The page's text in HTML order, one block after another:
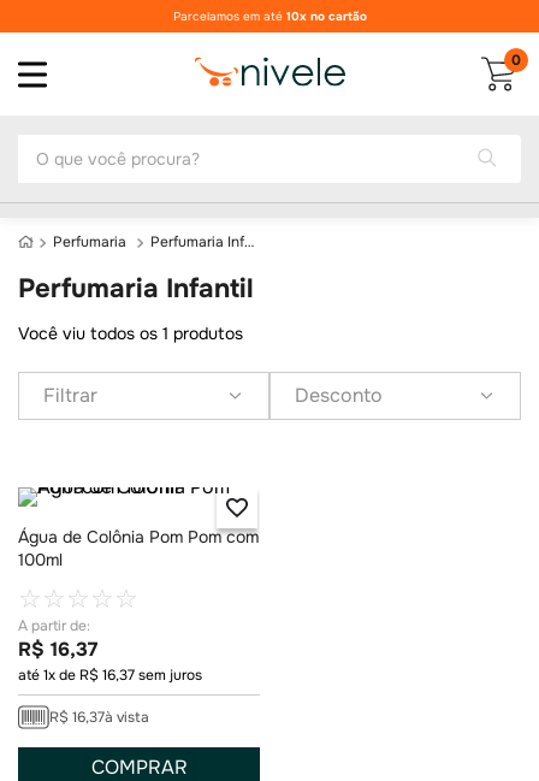
Parcelamos em até 10x no cartão
0
Perfumaria Perfumaria Infantil
Perfumaria Infantil
Você viu todos os 1 produtos
Filtrar Desconto
Água de Colônia Pom Pom com
100ml
☆☆☆☆☆
R$ 16,37
até1x de R$16,37sem juros
R$ 16,37à vista
COMPRAR